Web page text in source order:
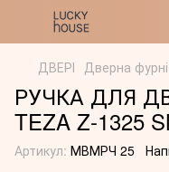
ДВЕРІ Дверна
РУЧКА ДЛЯ
TEZA Z-1325
Артикул: МВМРЧ 25